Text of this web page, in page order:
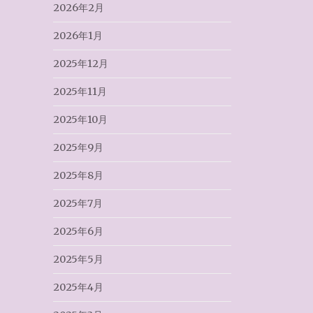
2026年2月
2026年1月
2025年12月
2025年11月
2025年10月
2025年9月
2025年8月
2025年7月
2025年6月
2025年5月
2025年4月